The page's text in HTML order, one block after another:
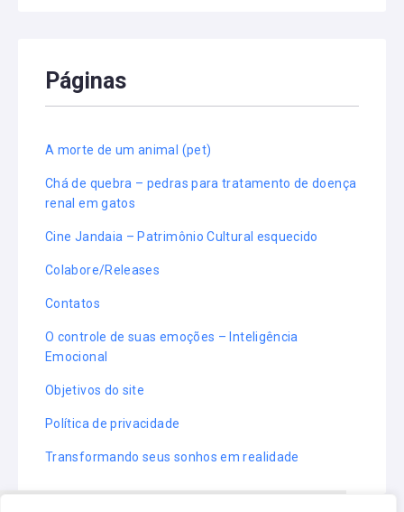
Páginas
A morte de um animal (pet)
Chá de quebra – pedras para tratamento de doença
renal em gatos
Cine Jandaia – Patrimônio Cultural esquecido
Colabore/Releases
Contatos
O controle de suas emoções – Inteligência
Emocional
Objetivos do site
Política de privacidade
Transformando seus sonhos em realidade